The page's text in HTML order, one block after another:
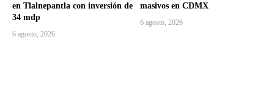
en Tlalnepantla con inversión de
34 mdp
6 agosto, 2026
masivos en CDMX
6 agosto, 2026